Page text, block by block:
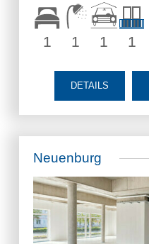
1 1 1 1
DETAILS
Neuenburg